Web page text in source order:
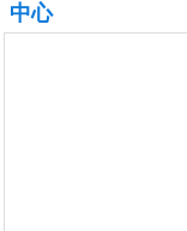
中心